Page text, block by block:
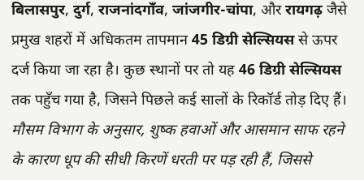
बिलासपुर, दुर्ग, राजनांदगाँव, जांजगीर-चांपा, औररायगढ़ जैसे
प्रमुख शहरों में अधिकतम तापमान45 डिग्री सेल्सियससे ऊपर
दर्ज किया जा रहा है। कुछ स्थानों पर तो यह 46 डिग्री सेल्सियस
तक पहुँच गया है, जिसने पिछले कई सालों के रिकॉर्ड तोड़ दिए हैं।
मौसम विभाग के अनुसार, शुष्क हवाओं और आसमान साफ रहने
के कारण धूप की सीधी किरणें धरती पर पड़ रही हैं, जिससे